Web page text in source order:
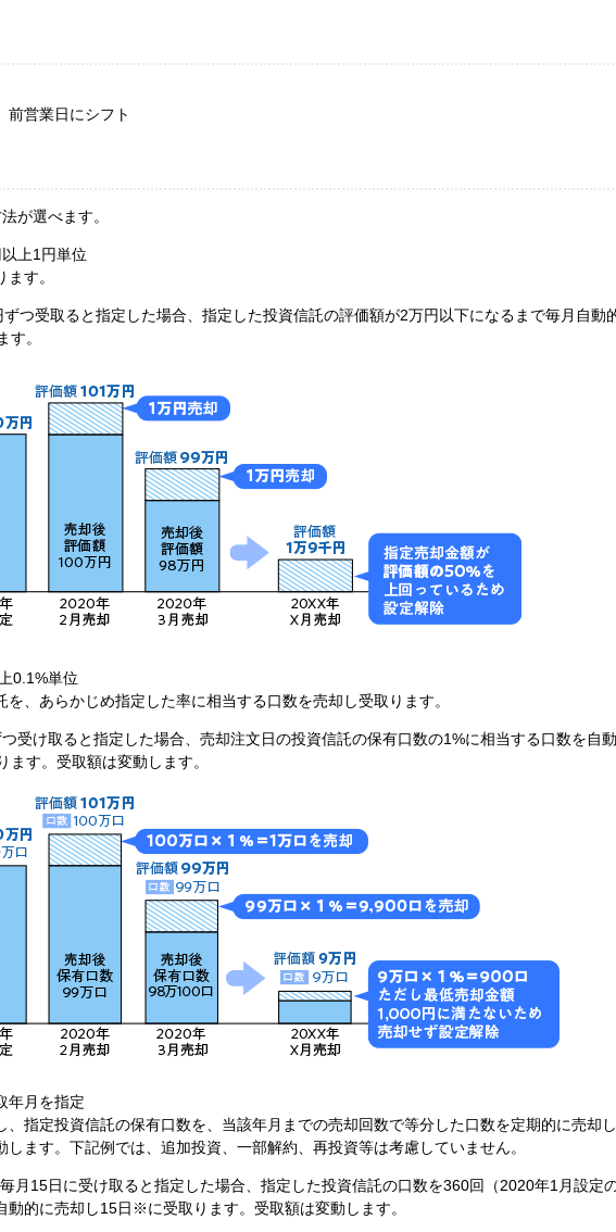
前営業日にシフト
が選べます。
上1円単位
す。
つ受取ると指定した場合、指定した投資信託の評価額が2万円以下になるまで毎月自動
。
0.1%単位
を、あらかじめ指定した率に相当する口数を売却し受取ります。
受け取ると指定した場合、売却注文日の投資信託の保有口数の1%に相当する口数を自
す。受取額は変動します。
月を指定
、指定投資信託の保有口数を、当該年月までの売却回数で等分した口数を定期的に売却
します。下記例では、追加投資、一部解約、再投資等は考慮していません。
月15日に受け取ると指定した場合、指定した投資信託の口数を360回（2020年1月設定
動的に売却し15日※に受取ります。受取額は変動します。